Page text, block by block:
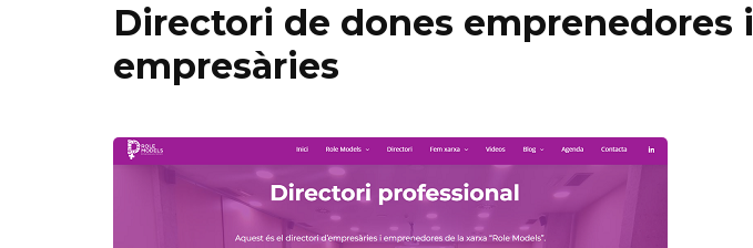
Directori de dones emprenedores i
empresàries